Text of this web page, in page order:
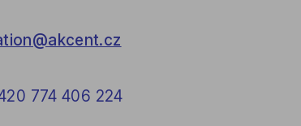
774 406 224